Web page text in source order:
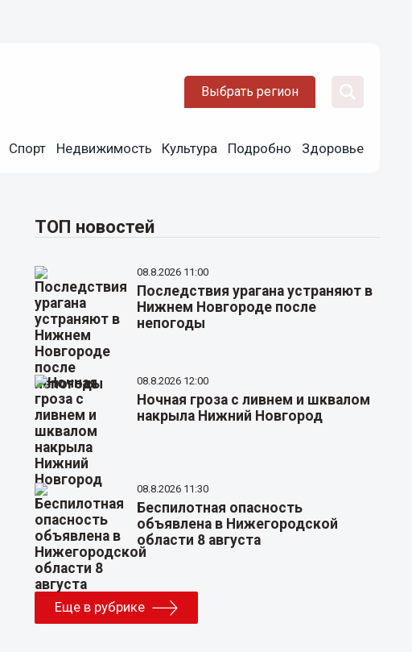
Выбрать регион
Спорт Недвижимость Культура Подробно Здоровье
ТОП новостей
08.8.2026 11:00
Последствия урагана устраняют в
Нижнем Новгороде после
непогоды
08.8.2026 12:00
Ночная гроза с ливнем и шквалом
накрыла Нижний Новгород
08.8.2026 11:30
Беспилотная опасность
объявлена в Нижегородской
области 8 августа
Еще в рубрике